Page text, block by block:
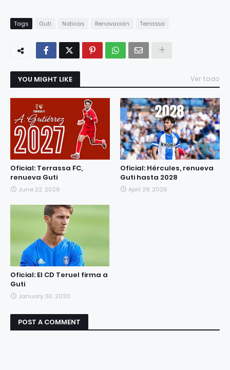
Tags Guti Noticas Renovación Terrassa
YOU MIGHT LIKE Ver todo
Oficial: Terrassa FC,
renueva Guti
June 22, 2026
Oficial: Hércules, renueva
Guti hasta 2028
April 28, 2026
Oficial: El CD Teruel firma a
Guti
January 30, 2020
POST A COMMENT